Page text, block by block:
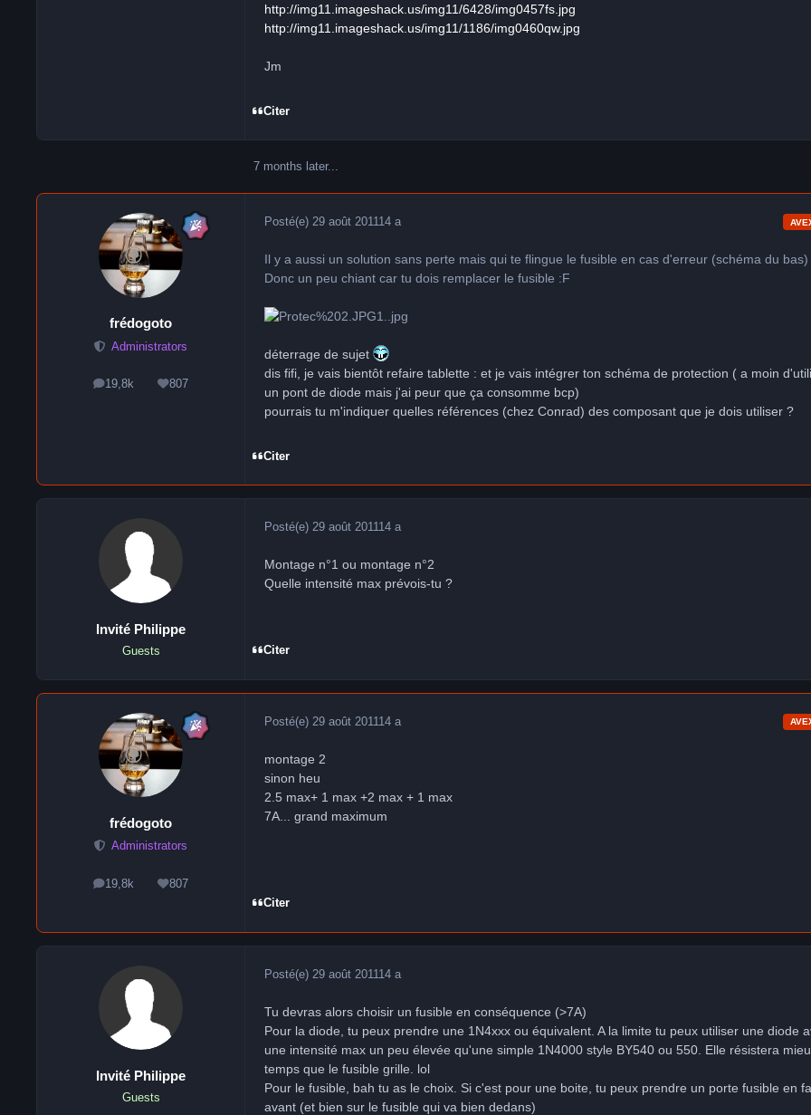
http://img11.imageshack.us/img11/6428/img0457fs.jpg
http://img11.imageshack.us/img11/1186/img0460qw.jpg
Jm
Citer
7 months later...
frédogoto
Administrators
19,8k
messages807
Réputation
Posté(e) 29 août 201114 a
Il y a aussi un solution sans perte mais qui te flingue le fusible en cas d'erreur (schéma du bas)
Donc un peu chiant car tu dois remplacer le fusible :F
déterrage de sujet
dis fifi, je vais bientôt refaire tablette : et je vais intégrer ton schéma de protection ( a moin
un pont de diode mais j'ai peur que ça consomme bcp)
pourrais tu m'indiquer quelles références (chez Conrad) des composant que je dois utiliser ?
Citer
Invité Philippe
Guests
Posté(e) 29 août 201114 a
Montage n°1 ou montage n°2
Quelle intensité max prévois-tu ?
Citer
frédogoto
Administrators
19,8k
messages807
Réputation
Posté(e) 29 août 2011 14 a
montage 2
sinon heu
2.5 max+ 1 max +2 max + 1 max
7A... grand maximum
Citer
Invité Philippe
Guests
Posté(e) 29 août 201114 a
Tu devras alors choisir un fusible en conséquence (>7A)
Pour la diode, tu peux prendre une 1N4xxx ou équivalent. A la limite tu peux utiliser une diode
une intensité max un peu élevée qu'une simple 1N4000 style BY540 ou 550. Elle résistera
temps que le fusible grille. lol
Pour le fusible, bah tu as le choix. Si c'est pour une boite, tu peux prendre un porte fusible en
avant (et bien sur le fusible qui va bien dedans)